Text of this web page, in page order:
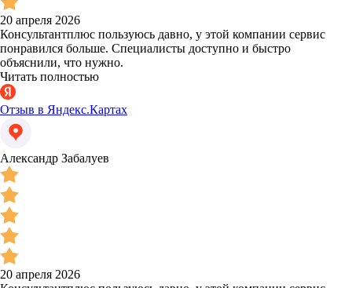
20 апреля 2026
Консультантплюс пользуюсь давно, у этой компании сервис
понравился больше. Специалисты доступно и быстро
объяснили, что нужно.
Читать полностью
Отзыв в Яндекс.Картах
Александр Забалуев
20 апреля 2026